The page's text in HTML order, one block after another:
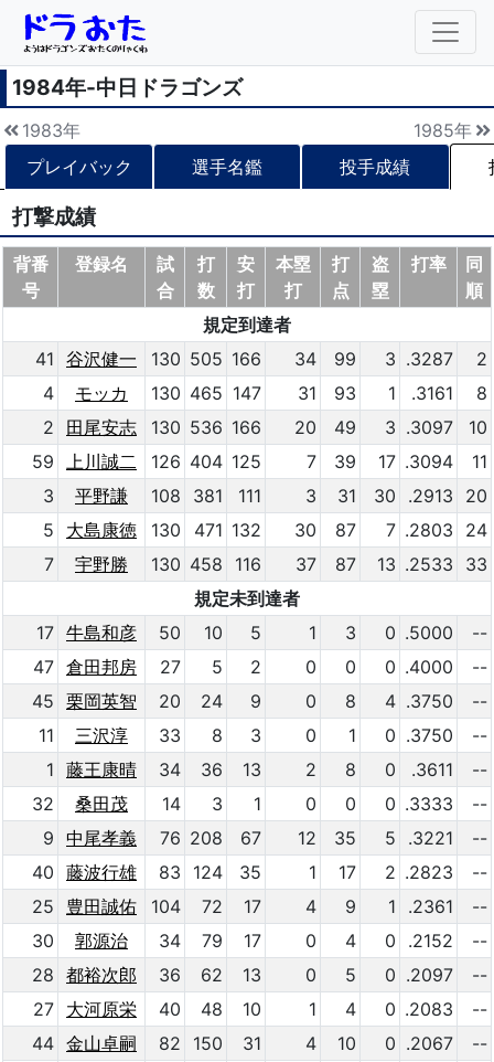
1984年-中日ドラゴンズ
1983年
1985年
プレイバック
選手名鑑 投手成績
打撃成績
背番
号
登録名
試
合
打
数
安
打
本塁
打
打
点
盗
塁
打率
同
順
規定到達者
41 谷沢健一 130 505 166 34 99 3 .3287
2
4
モッカ 130 465 147 31 93 1 .3161
8
2
田尾安志 130 536 166 20 49 3 .3097
10
59
上川誠二 126 404 125 7 39 17 .3094
11
3
平野謙 108 381 111 3 31 30 .2913
20
5
大島康徳 130 471 132 30 87 7 .2803
24
7
宇野勝 130 458 116 37 87 13 .2533
33
規定未到達者
17 牛島和彦 50 10 5 1 3 0 .5000
--
47 倉田邦房 27 5 2 0 0 0 .4000
--
45 栗岡英智 20 24 9 0 8 4 .3750
--
11
三沢淳 33 8 3 0 1 0 .3750
--
1 藤王康晴 34 36 13 2 8 0 .3611
--
32
桑田茂 14 3 1 0 0 0 .3333
--
9 中尾孝義 76 208 67 12 35 5 .3221
--
40 藤波行雄 83 124 35 1 17 2 .2823
--
25
豊田誠佑 104 72 17 4 9 1 .2361
--
30
郭源治 34 79 17 0 4 0 .2152
--
28 都裕次郎 36 62 13 0 5 0 .2097
--
27
大河原栄 40 48 10 1 4 0 .2083
--
44 金山卓嗣 82 150 31 4 10 0 .2067
--